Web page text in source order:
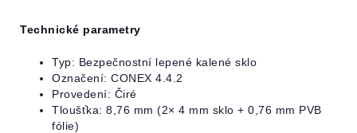
Technické parametry
Typ: Bezpečnostní lepené kalené sklo
Označení: CONEX 4.4.2
Provedení: Čiré
Tloušťka: 8,76 mm (2× 4 mm sklo + 0,76 mm PVB
fólie)